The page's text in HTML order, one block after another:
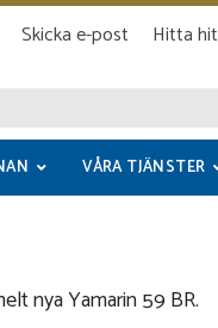
Skicka e-post Hitta hit
VÅRA TJÄNSTER
nya Yamarin 59 BR.